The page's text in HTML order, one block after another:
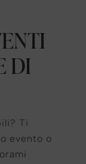
DI
Ti
evento o